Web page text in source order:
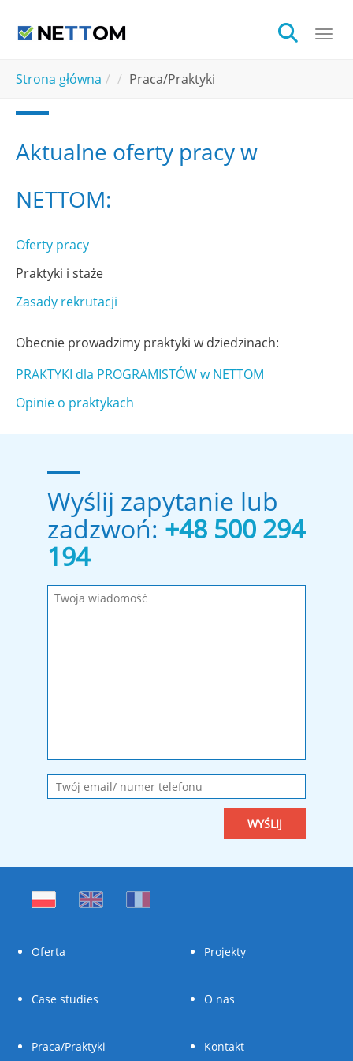
Strona główna Praca/Praktyki
Aktualne oferty pracy w
NETTOM:
Oferty pracy
Praktyki i staże
Zasady rekrutacji
Obecnie prowadzimy praktyki w dziedzinach:
PRAKTYKI dla PROGRAMISTÓW w NETTOM
Opinie o praktykach
Wyślij zapytanie lub
zadzwoń:+48 500 294
194
Wypełnij wymagane pola!
Wiadomość została wysłana. Dziękujemy!
Oferta Projekty
Case studies O nas
Praca/Praktyki Kontakt